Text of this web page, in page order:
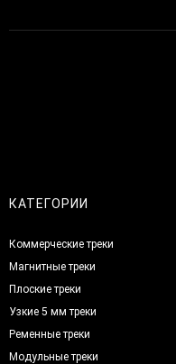
КАТЕГОРИИ
Коммерческие треки
Магнитные треки
Плоские треки
Узкие 5 мм треки
Ременные треки
Модульные треки